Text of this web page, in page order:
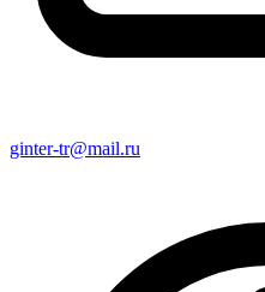
ginter-tr@mail.ru